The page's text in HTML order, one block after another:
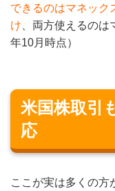
できるのはマネック
け 、両方使えるの
年10月時点）
米国株取引
応
ここが実は多くの方